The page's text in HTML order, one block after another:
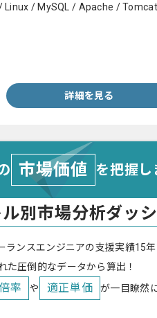
/ MySQL / Apache /
詳細を見る
市場価値 を把握
別市場分析ダッ
ランスエンジニアの支援実績15
た圧倒的なデータから算出！
率 や 適正単価 が一目瞭然